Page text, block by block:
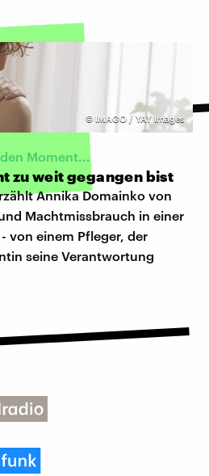
© IMAGO / YAY Images
Moment...
zu weit gegangen bist
Annika Domainko von
Machtmissbrauch in einer
von einem Pfleger, der
seine Verantwortung